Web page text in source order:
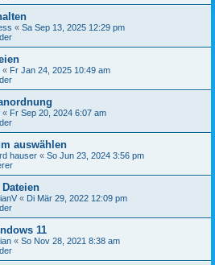
« Sa Sep 13, 2025 12:29 pm
« Fr Jan 24, 2025 10:49 am
« Fr Sep 20, 2024 6:07 am
auswählen
hauser « So Jun 23, 2024 3:56 pm
« Di Mär 29, 2022 12:09 pm
11
« So Nov 28, 2021 8:38 am